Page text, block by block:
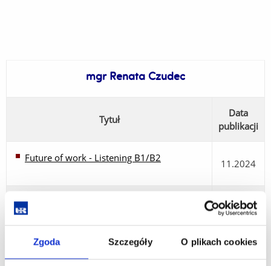
Zgoda Szczegóły O plikach cookies
mgr Renata Czudec
Tytuł
Data
publikacji
Future of work - Listening B1/B2 11.2024
How AI Helps Logistics Companies 07.2024
Transporting Perishable Food